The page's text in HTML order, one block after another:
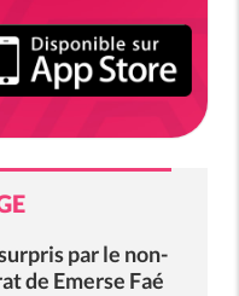
par le non-
de Emerse Faé